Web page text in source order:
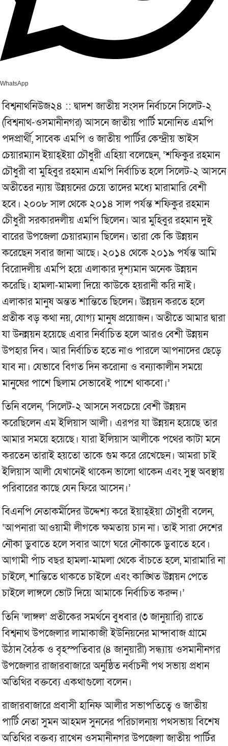
WhatsApp
বিশ্বনাথনিউজ২৪ :: দ্বাদশ জাতীয় সংসদ নির্বাচনে সিলেট-২
(বিশ্বনাথ-ওসমানীনগর) আসনে জাতীয় পার্টি মনোনিত এমপি
পদপ্রার্থী, সাবেক এমপি ও জাতীয় পার্টির কেন্দ্রীয় ভাইস
চেয়ারম্যান ইয়াহ্ইয়া চৌধুরী এহিয়া বলেছেন, ‘শফিকুর রহমান
চৌধুরী বা মুহিবুর রহমান এমপি নির্বাচিত হলে সিলেট-২ আসনে
অতীতের ন্যায় উন্নয়নের চেয়ে তাদের মধ্যে মারামারি বেশী
হবে। ২০০৮ সাল থেকে ২০১৪ সাল পর্যন্ত শফিকুর রহমান
চেীধুরী সরকারদলীয় এমপি ছিলেন। আর মুহিবুর রহমান দুই
বারের উপজেলা চেয়ারম্যান ছিলেন। তারা কে কি উন্নয়ন
করেছেন সবার জানা আছে। ২০১৪ থেকে ২০১৯ পর্যন্ত আমি
বিরোদলীয় এমপি হয়ে এলাকার দৃশ্যমান অনেক উন্নয়ন
করেছি। হামলা-মামলা দিয়ে কাউকে হয়রানী করি নাই।
এলাকার মানুষ অন্তত শান্তিতে ছিলেন। উন্নয়ন করতে হলে
প্রতীক বড় কথা নয়, যোগ্য মানুষ প্রয়োজন। অতীতে আমার দ্বারা
যা উনন্নয়ন হয়েছে এবার নির্বাচিত হলে আরও বেশী উন্নয়ন
উপহার দিব। আর নির্বাচিত হতে নাও পারলে আপনাদের ছেড়ে
যাব না। যেভাবে বিগত দিন করোনা ও বন্যাকালীন সময়ে
মানুষের পাশে ছিলাম সেভাবেই পাশে থাকবো।’
তিনি বলেন, ‘সিলেট-২ আসনে সবচেয়ে বেশী উন্নয়ন
করেছিলেন এম ইলিয়াস আলী। এরপর যা উন্নয়ন হয়েছে তার
আমার সময়ে হয়েছে। যারা ইলিয়াস আলীকে পথের কাটা মনে
করতেন তারাই হয়তো তাকে গুম করে রেখেছেন। আমরা চাই
ইলিয়াস আলী যেখানেই থাকেন ভালো থাকেন এবং সুস্থ অবস্থায়
পরিবারের কাছে যেন ফিরে আসেন।’
বিএনপি নেতাকর্মীদের উদ্দেশ্য করে ইয়াহ্ইয়া চৌধুরী বলেন,
‘আপনারা আওয়ামী লীগকে ক্ষমতায় চান না। তাই সারা দেশের
নৌকা ডুবাতে হলে সবার আগে ঘরে নৌকাকে ডুবাতে হবে।
আগামী পাঁচ বছর হামলা-মামলা থেকে বাঁচতে হলে, মারামারি না
চাইলে, শান্তিতে থাকতে চাইলে এবং কাঙ্খিত উন্নয়ন পেতে
চাইলে লাঙ্গলে ভোট দিয়ে আমাকে নির্বাচিত করুন।’
তিনি ‘লাঙ্গল’ প্রতীকের সমর্থনে বুধবার (৩ জানুয়ারি) রাতে
বিশ্বনাথ উপজেলার লামাকাজী ইউনিয়নের মান্দাবাজ গ্রামে
উঠান বৈঠক ও বৃহস্পতিবার (৪ জানুয়ারী) সন্ধ্যায় ওসমানীনগর
উপজেলার রাজারবাজারে অনুষ্ঠিত নর্বাচনী পথ সভায় প্রধান
অতিথির বক্তব্যে একথাগুলো বলেন।
রাজারবাজারে প্রবাসী হানিফ আলীর সভাপতিত্বে ও জাতীয়
পার্টি নেতা সুমন আহমদ সুননের পরিচালনায় পথসভায় বিশেষ
অতিথির বক্তব্য রাখেন ওসমানীনগর উপজেলা জাতীয় পার্টির